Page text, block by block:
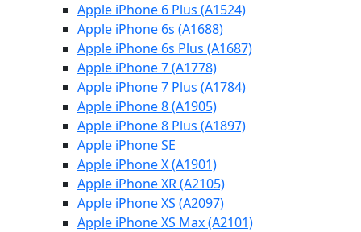
Apple iPhone 6 Plus (A1524)
Apple iPhone 6s (A1688)
Apple iPhone 6s Plus (A1687)
Apple iPhone 7 (A1778)
Apple iPhone 7 Plus (A1784)
Apple iPhone 8 (A1905)
Apple iPhone 8 Plus (A1897)
Apple iPhone SE
Apple iPhone X (A1901)
Apple iPhone XR (A2105)
Apple iPhone XS (A2097)
Apple iPhone XS Max (A2101)